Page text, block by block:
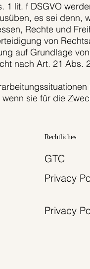
1 lit. f DSGVO
es sei denn,
Rechte und
von
auf Grundlage
nach Art. 21 Abs.
sie für die
Rechtliches
GTC
Privacy
Privacy